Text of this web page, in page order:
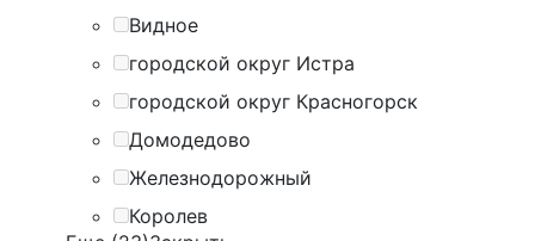
Видное
городской округ Истра
городской округ Красногорск
Домодедово
Железнодорожный
Королев